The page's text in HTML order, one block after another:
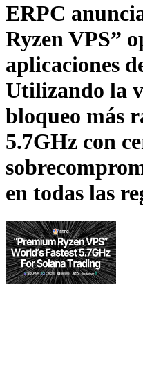
ERPC
Ryzen VPS”
aplicaciones
Utilizando la
bloqueo más
5.7GHz con
en todas las